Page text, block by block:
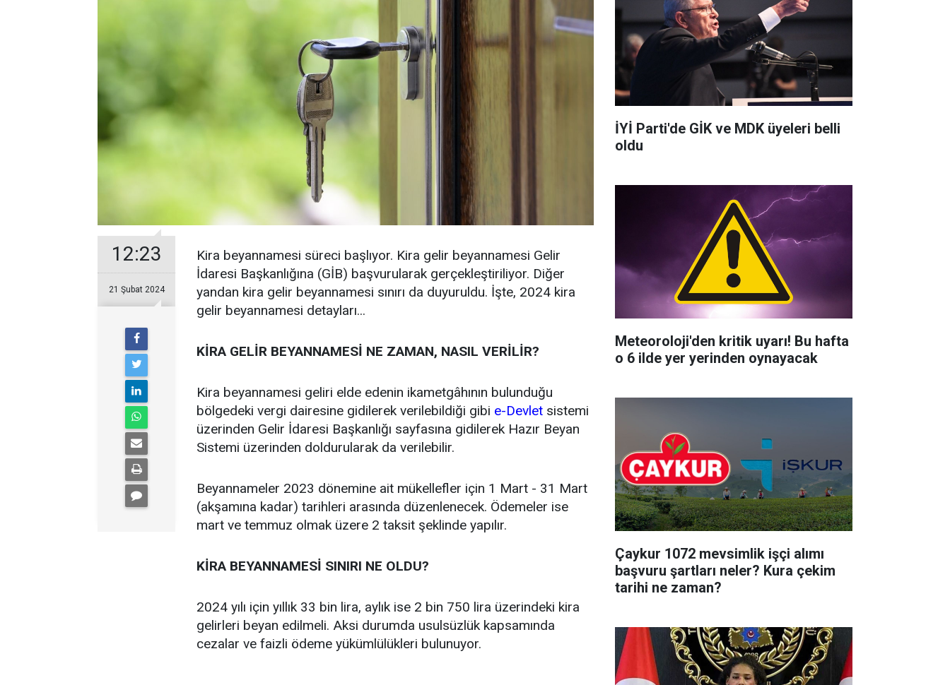
12:23
21 Şubat 2024
Kira beyannamesi süreci başlıyor. Kira gelir beyannamesi Gelir
İdaresi Başkanlığına (GİB) başvurularak gerçekleştiriliyor. Diğer
yandan kira gelir beyannamesi sınırı da duyuruldu. İşte, 2024 kira
gelir beyannamesi detayları...
KİRA GELİR BEYANNAMESİ NE ZAMAN, NASIL VERİLİR?
Kira beyannamesi geliri elde edenin ikametgâhının bulunduğu
bölgedeki vergi dairesine gidilerek verilebildiği gibi e-Devlet sistemi
üzerinden Gelir İdaresi Başkanlığı sayfasına gidilerek Hazır Beyan
Sistemi üzerinden doldurularak da verilebilir.
Beyannameler 2023 dönemine ait mükellefler için 1 Mart - 31 Mart
(akşamına kadar) tarihleri arasında düzenlenecek. Ödemeler ise
mart ve temmuz olmak üzere 2 taksit şeklinde yapılır.
KİRA BEYANNAMESİ SINIRI NE OLDU?
2024 yılı için yıllık 33 bin lira, aylık ise 2 bin 750 lira üzerindeki kira
gelirleri beyan edilmeli. Aksi durumda usulsüzlük kapsamında
cezalar ve faizli ödeme yükümlülükleri bulunuyor.
İYİ Parti'de GİK ve MDK üyeleri belli
oldu
Meteoroloji'den kritik uyarı! Bu hafta
o 6 ilde yer yerinden oynayacak
Çaykur 1072 mevsimlik işçi alımı
başvuru şartları neler? Kura çekim
tarihi ne zaman?